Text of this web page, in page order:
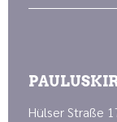
Hülser Straße